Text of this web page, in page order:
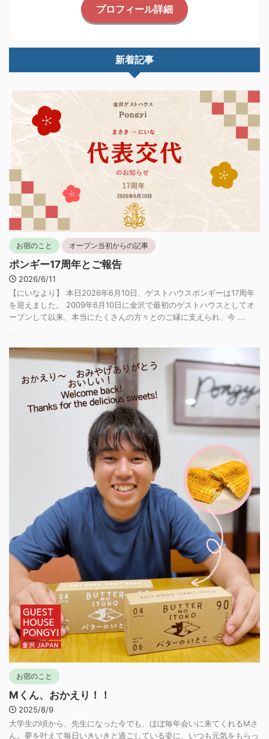
プロフィール詳細
新着記事
お宿のこと オープン当初からの記事
ポンギー17周年とご報告
2026/6/11
【にいなより】 本日2026年6月10日、ゲストハウスポンギーは17周年
を迎えました。 2009年6月10日に金沢で最初のゲストハウスとしてオ
ープンして以来、本当にたくさんの方々とのご縁に支えられ、今 ...
お宿のこと
Mくん、おかえり！！
2025/8/9
大学生の頃から、先生になった今でも、ほぼ毎年会いに来てくれるMさ
ん。夢を叶えて毎日いきいきと過ごしている姿に、いつも元気をもらっ